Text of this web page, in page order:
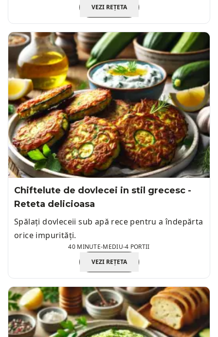
VEZI REȚETA
Chiftelute de dovlecei in stil grecesc -
Reteta delicioasa
Spălați dovleceii sub apă rece pentru a îndepărta
orice impurități.
40 MINUTE-MEDIU-4 PORTII
VEZI REȚETA